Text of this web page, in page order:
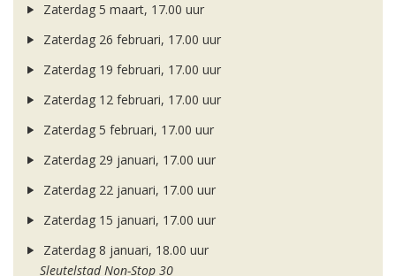
Zaterdag 5 maart, 17.00 uur
Zaterdag 26 februari, 17.00 uur
Zaterdag 19 februari, 17.00 uur
Zaterdag 12 februari, 17.00 uur
Zaterdag 5 februari, 17.00 uur
Zaterdag 29 januari, 17.00 uur
Zaterdag 22 januari, 17.00 uur
Zaterdag 15 januari, 17.00 uur
Zaterdag 8 januari, 18.00 uur
Sleutelstad Non-Stop 30